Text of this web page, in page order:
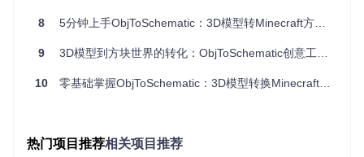
ObjToSchematic的核心优势在于其基于光线追踪的体素化引
擎，以下是完整工作流程图：
    A[3D模型导入] --> B{格式解析}
    D --> E
8 5分钟上手ObjToSchematic：3D模型转Minecraft方块全指南
9 3D模型到方块世界的转化：ObjToSchematic创意工具全解析
10 零基础掌握ObjToSchematic：3D模型转换Minecraft建筑全攻略
热门项目推荐相关项目推荐